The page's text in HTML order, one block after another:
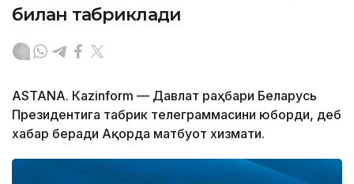
билан табриклади
ASTANА. Кazinform — Давлат раҳбари Беларусь
Президентига табрик телеграммасини юборди, деб
хабар беради Ақорда матбуот хизмати.